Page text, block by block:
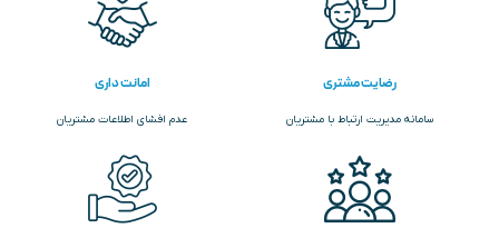
رضایت مشتری
سامانه مدیریت ارتباط با مشتریان
امانت داری
عدم افشای اطلاعات مشتریان